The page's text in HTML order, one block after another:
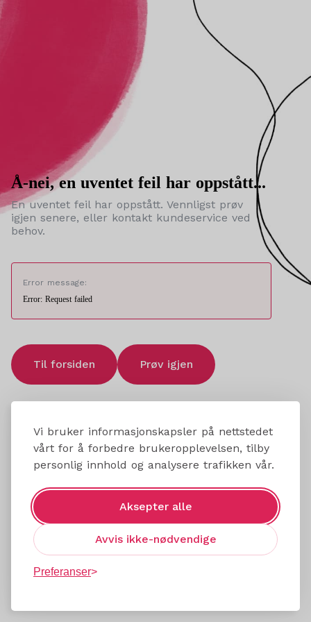
Vi bruker informasjonskapsler på nettstedet
vårt for å forbedre brukeropplevelsen, tilby
personlig innhold og analysere trafikken vår.
Aksepter alle
Avvis ikke-nødvendige
Preferanser
Å-nei, en uventet feil har oppstått...
En uventet feil har oppstått. Vennligst prøv
igjen senere, eller kontakt kundeservice ved
behov.
Error message:
Error: Request failed
Til forsiden Prøv igjen